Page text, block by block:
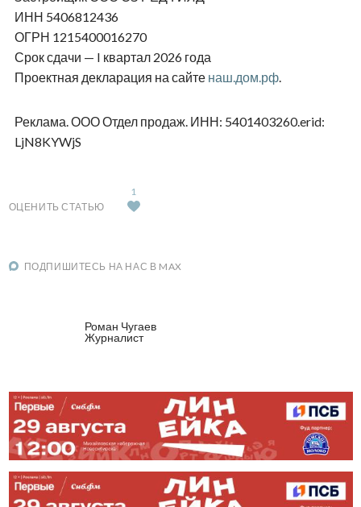
ИНН 5406812436
ОГРН 1215400016270
Срок сдачи — I квартал 2026 года
Проектная декларация на сайте наш.дом.рф.
Реклама. ООО Отдел продаж. ИНН: 5401403260.erid:
LjN8KYWjS
ОЦЕНИТЬ СТАТЬЮ
1
ПОДПИШИТЕСЬ НА НАС В MAX
Роман Чугаев
Журналист